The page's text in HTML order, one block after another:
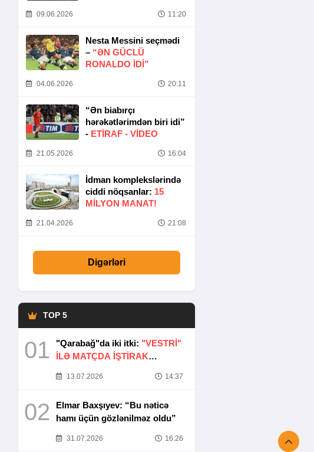
09.06.2026 11:20
Nesta Messini seçmədi
– “ƏN GÜCLÜ
RONALDO IDI”
04.06.2026 20:11
“Ən biabırçı
hərəkətlərimdən biri idi”
- ETIRAF - VİDEO
21.05.2026 16:04
İdman komplekslərində
ciddi nöqsanlar: 15
MILYON MANAT!
21.04.2026 21:08
Digərləri
TOP 5
01 "Qarabağ"da iki itki: "VESTRİ"
İLƏ MATÇDA İŞTİRAK
13.07.2026 14:37
02
Elmar Baxşıyev: “Bu nəticə
hamı üçün gözlənilməz oldu”
31.07.2026 16:26